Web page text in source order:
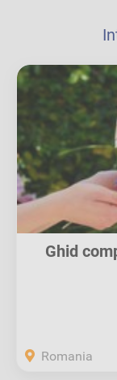
Ghid
Romania